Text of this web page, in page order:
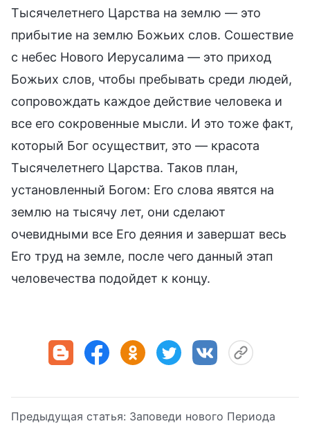
Тысячелетнего Царства на землю — это
прибытие на землю Божьих слов. Сошествие
с небес Нового Иерусалима — это приход
Божьих слов, чтобы пребывать среди людей,
сопровождать каждое действие человека и
все его сокровенные мысли. И это тоже факт,
который Бог осуществит, это — красота
Тысячелетнего Царства. Таков план,
установленный Богом: Его слова явятся на
землю на тысячу лет, они сделают
очевидными все Его деяния и завершат весь
Его труд на земле, после чего данный этап
человечества подойдет к концу.
Предыдущая статья: Заповеди нового Периода